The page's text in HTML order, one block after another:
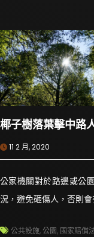
椰子樹落葉擊中路
11 2 月, 2020
公家機關對於路邊或公
況，避免砸傷人，否則
公共設施,公園, 國家賠償